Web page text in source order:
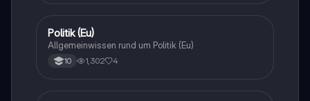
Klausuren vorbereiten. Note: 13.
PWirtschaft und Recht
Politik (Eu)
Allgemeinwissen rund um Politik (Eu)
10 1,302 4